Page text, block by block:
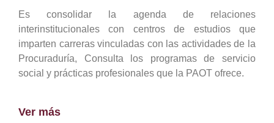
Es consolidar la agenda de relaciones
interinstitucionales con centros de estudios que
imparten carreras vinculadas con las actividades de la
Procuraduría, Consulta los programas de servicio
social y prácticas profesionales que la PAOT ofrece.
Ver más